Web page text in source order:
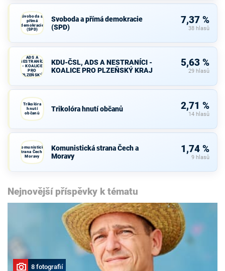
Svoboda a
přímá
demokracie
(SPD)
Svoboda a přímá demokracie
(SPD)
7,37 %
38 hlasů
ADS A
NESTRANÍCI
- KOALICE
PRO
PLZEŇSKÝ
KRAJ
KDU-ČSL, ADS A NESTRANÍCI -
KOALICE PRO PLZEŇSKÝ KRAJ
5,63 %
29 hlasů
Trikolóra
hnutí
občanů
Trikolóra hnutí občanů 2,71 %
14 hlasů
Komunistická
strana Čech a
Moravy
Komunistická strana Čech a
Moravy
1,74 %
9 hlasů
Nejnovější příspěvky k tématu
8 fotografií